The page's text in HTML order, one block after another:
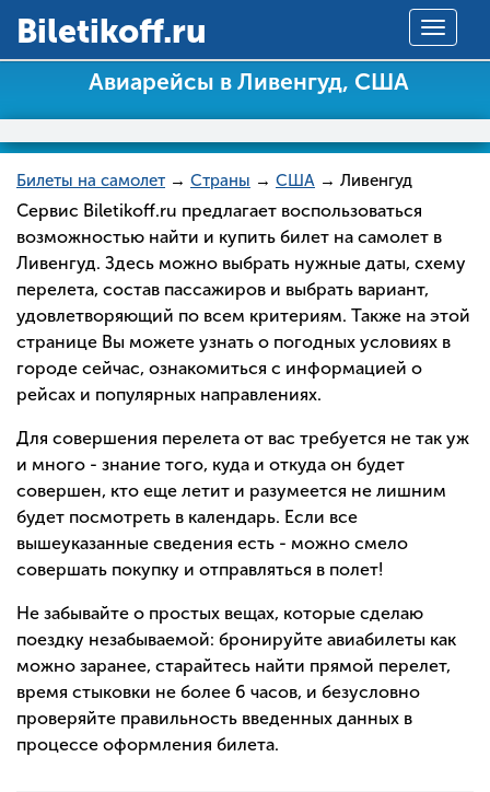
Toggle
Вiletikoff.ru
Авиарейсы в Ливенгуд, США
Билеты на самолет → Страны → США → Ливенгуд
Сервис Biletikoff.ru предлагает воспользоваться
возможностью найти и купить билет на самолет в
Ливенгуд. Здесь можно выбрать нужные даты, схему
перелета, состав пассажиров и выбрать вариант,
удовлетворяющий по всем критериям. Также на этой
странице Вы можете узнать о погодных условиях в
городе сейчас, ознакомиться с информацией о
рейсах и популярных направлениях.
Для совершения перелета от вас требуется не так уж
и много - знание того, куда и откуда он будет
совершен, кто еще летит и разумеется не лишним
будет посмотреть в календарь. Если все
вышеуказанные сведения есть - можно смело
совершать покупку и отправляться в полет!
Не забывайте о простых вещах, которые сделаю
поездку незабываемой: бронируйте авиабилеты как
можно заранее, старайтесь найти прямой перелет,
время стыковки не более 6 часов, и безусловно
проверяйте правильность введенных данных в
процессе оформления билета.